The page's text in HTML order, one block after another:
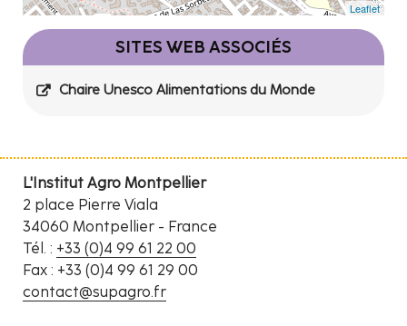
Leaflet
SITES WEB ASSOCIÉS
Chaire Unesco Alimentations du Monde
L'Institut Agro Montpellier
2 place Pierre Viala
34060 Montpellier - France
Tél. : +33 (0)4 99 61 22 00
Fax : +33 (0)4 99 61 29 00
contact@supagro.fr